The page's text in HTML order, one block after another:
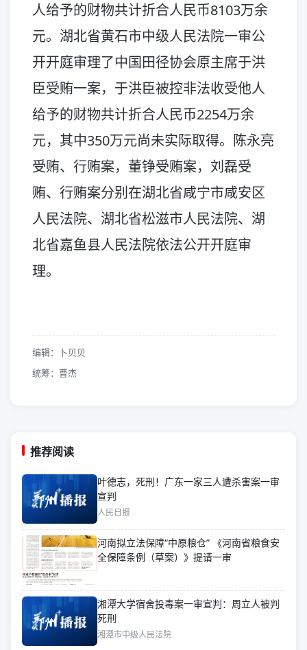
人给予的财物共计折合人民币8103万余
元。湖北省黄石市中级人民法院一审公
开开庭审理了中国田径协会原主席于洪
臣受贿一案，于洪臣被控非法收受他人
给予的财物共计折合人民币2254万余
元，其中350万元尚未实际取得。陈永亮
受贿、行贿案，董铮受贿案，刘磊受
贿、行贿案分别在湖北省咸宁市咸安区
人民法院、湖北省松滋市人民法院、湖
北省嘉鱼县人民法院依法公开开庭审
理。
编辑：卜贝贝
统筹：曹杰
推荐阅读
叶德志，死刑！广东一家三人遭杀害案一审
宣判
人民日报
河南拟立法保障“中原粮仓” 《河南省粮食安
全保障条例（草案）》提请一审
湘潭大学宿舍投毒案一审宣判：周立人被判
死刑
湘潭市中级人民法院